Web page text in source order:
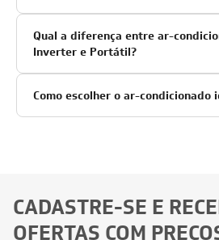
Qual a diferença entre ar-
Inverter e Portátil?
Como escolher o ar-condicionado
CADASTRE-SE E
OFERTAS COM